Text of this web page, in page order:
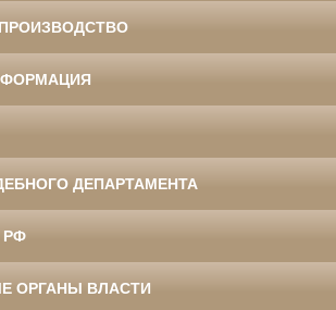
ДЕПАРТАМЕНТА
РФ
ОРГАНЫ ВЛАСТИ